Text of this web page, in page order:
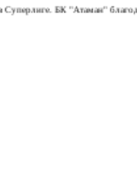
БК "Атаман" благодарит